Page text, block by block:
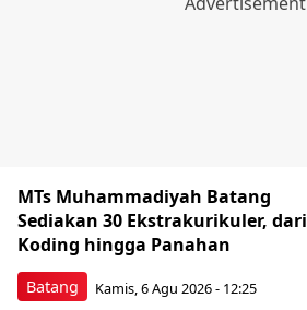
Batang
MTs Muhammadiyah Batang
Sediakan 30 Ekstrakurikuler, dari
Koding hingga Panahan
Kamis, 6 Agu 2026 - 12:25